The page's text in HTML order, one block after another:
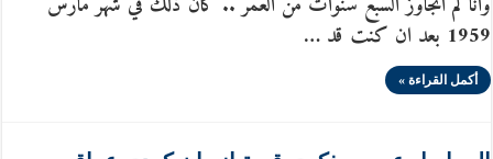
1959 بعد ان كنت قد …
أكمل القراءة »